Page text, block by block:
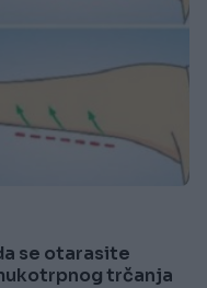
se otarasite
trčanja